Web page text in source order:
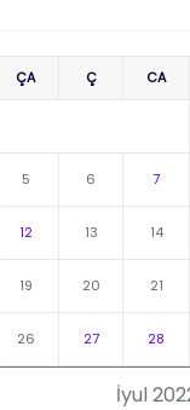
İyul
ÇA Ç CA
5 6 7
12 13 14
19 20 21
26 27 28